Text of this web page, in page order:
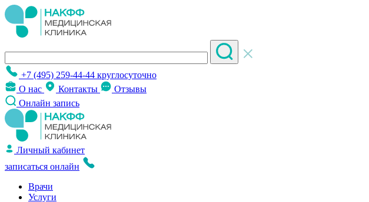
+7 (495) 259-44-44 круглосуточно
О нас
Контакты
Отзывы
Онлайн запись
Личный кабинет
записаться онлайн
Врачи
Услуги